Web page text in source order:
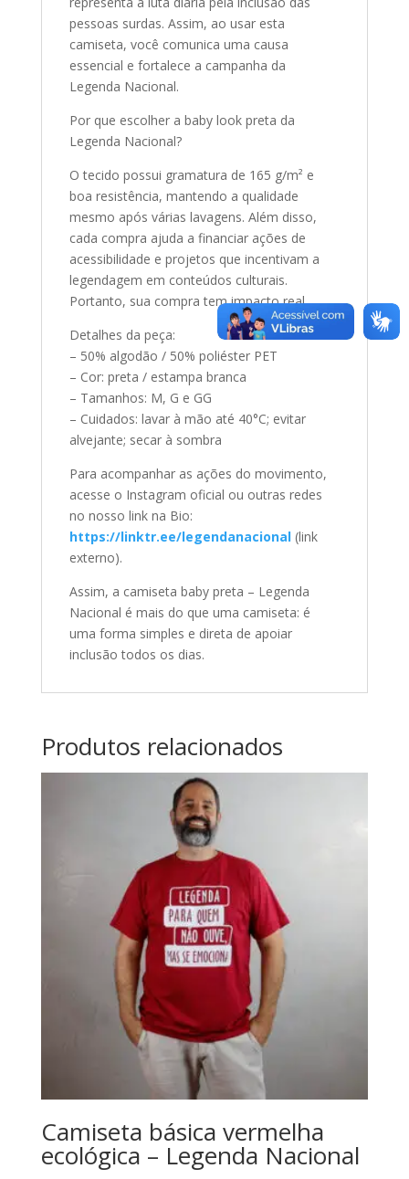
pessoas surdas. Assim, ao usar esta
camiseta, você comunica uma causa
essencial e fortalece a campanha da
Legenda Nacional.
Por que escolher a baby look preta da
Legenda Nacional?
O tecido possui gramatura de 165 g/m² e
boa resistência, mantendo a qualidade
mesmo após várias lavagens. Além disso,
cada compra ajuda a financiar ações de
acessibilidade e projetos que incentivam a
legendagem em conteúdos culturais.
Portanto, sua compra tem impacto real.
Detalhes da peça:
– 50% algodão / 50% poliéster PET
– Cor: preta / estampa branca
– Tamanhos: M, G e GG
– Cuidados: lavar à mão até 40°C; evitar
alvejante; secar à sombra
Para acompanhar as ações do movimento,
acesse o Instagram oficial ou outras redes
no nosso link na Bio:
https://linktr.ee/legendanacional(link
externo).
Assim, a camiseta baby preta – Legenda
Nacional é mais do que uma camiseta: é
uma forma simples e direta de apoiar
inclusão todos os dias.
Produtos relacionados
Camiseta básica vermelha
ecológica – Legenda Nacional